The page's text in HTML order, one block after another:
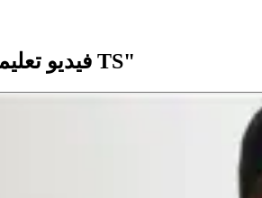
فيديو تعليمي حول "محول TS"